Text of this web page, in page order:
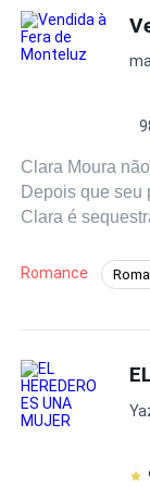
Clara Moura
Depois que seu
Clara é
salvá-la,
resta: entrega
seu rosto,
Nenhuma
Mas ele precisa
morto. Então
Romance
Protagonista
Casamento por